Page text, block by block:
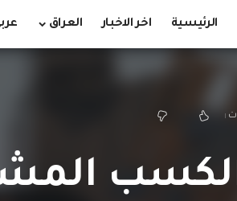
الرئيسية اخر الاخبار العراق